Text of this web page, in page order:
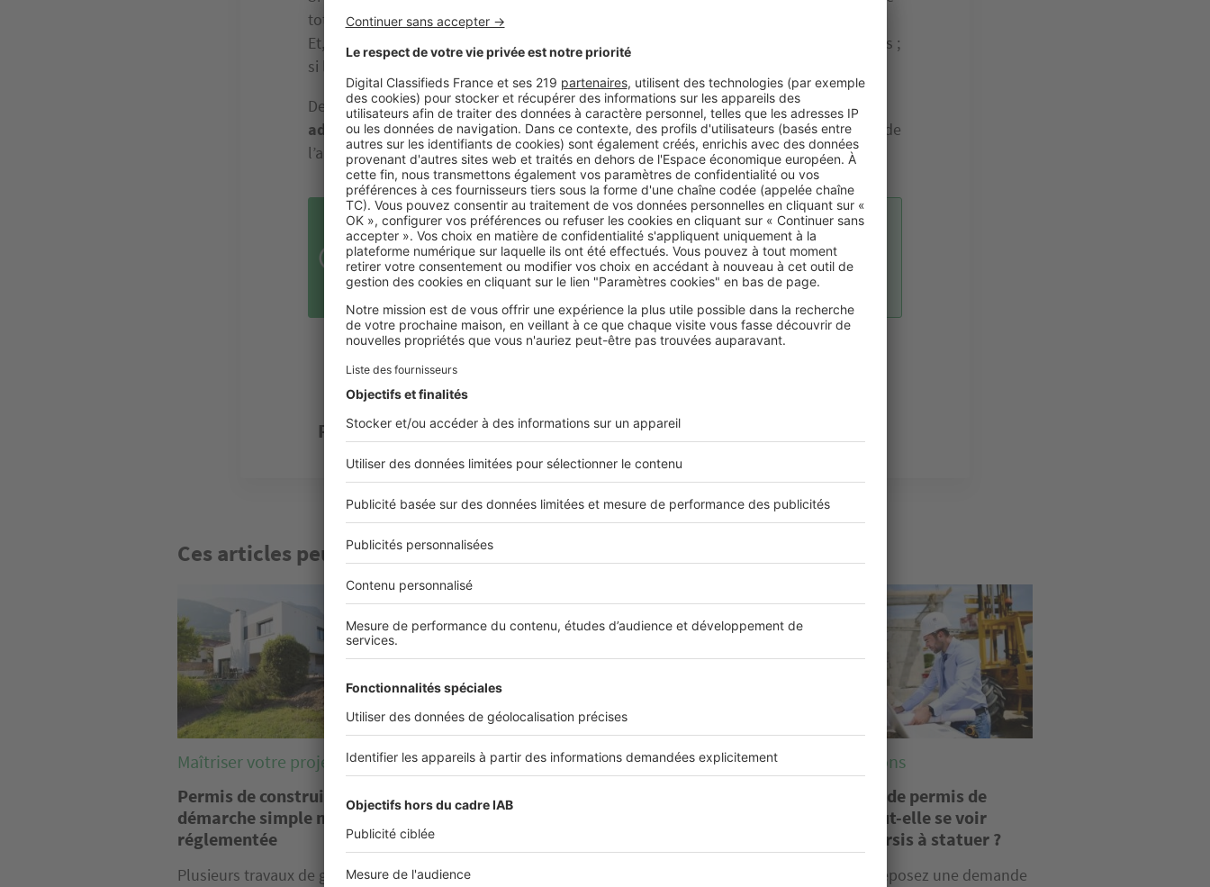
total d'emplacements.
Et, s'il y a lieu, le nombre d'emplacements réservés à des habitations légères de loisirs ;
si le projet prévoit des démolitions, la surface du ou des bâtiments à démolir.
De plus, cet affichage mentionne également l'obligation de notifier tout recours
administratifou tout recours contentieux à l'auteur de la décision et au bénéficiaire de
l’autorisation.
RÉFÉRENCES JURIDIQUES
Article R424-15 du code de l’urbanisme,
Article A424-15 et suivants
Plus de conseils permis de construire plan de maison
Ces articles peuvent vous intéresser
Maîtriser votre projet
Permis de construire : une
démarche simple mais très
réglementée
Plusieurs travaux de grande ampleur
Réglementations
Devez-vous faire appel à un
architecte pour votre permis de
Réglementations
Une demande de permis de
construire peut-elle se voir
opposer un sursis à statuer ?
Lorsque vous déposez une demande